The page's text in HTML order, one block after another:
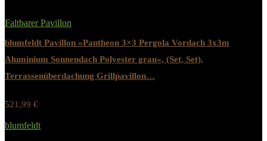
Faltbarer Pavillon
blumfeldt Pavillon »Pantheon 3×3 Pergola Vordach 3x3m
Aluminium Sonnendach Polyester grau«, (Set, Set),
Terrassenüberdachung Grillpavillon…
521,99 €
blumfeldt